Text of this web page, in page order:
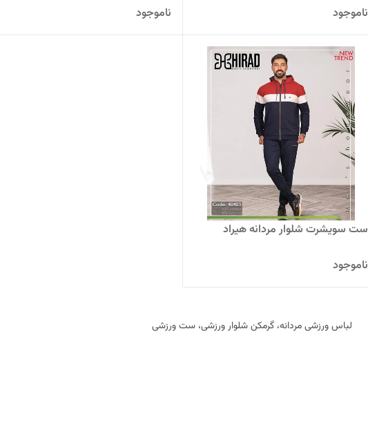
ناموجود ناموجود
ست سویشرت شلوار مردانه هیراد
ناموجود
لباس ورزشی مردانه، گرمکن شلوار ورزشی، ست ورزشی